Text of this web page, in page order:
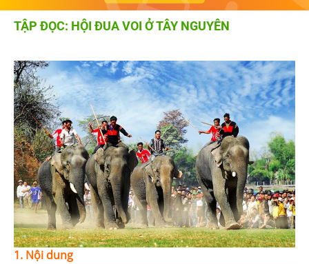
TẬP ĐỌC: HỘI ĐUA VOI Ở TÂY NGUYÊN
1. Nội dung